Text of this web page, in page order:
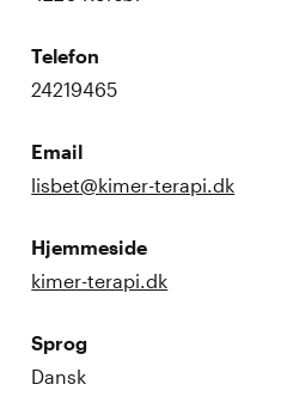
Telefon
24219465
Email
lisbet@kimer-terapi.dk
Hjemmeside
kimer-terapi.dk
Sprog
Dansk